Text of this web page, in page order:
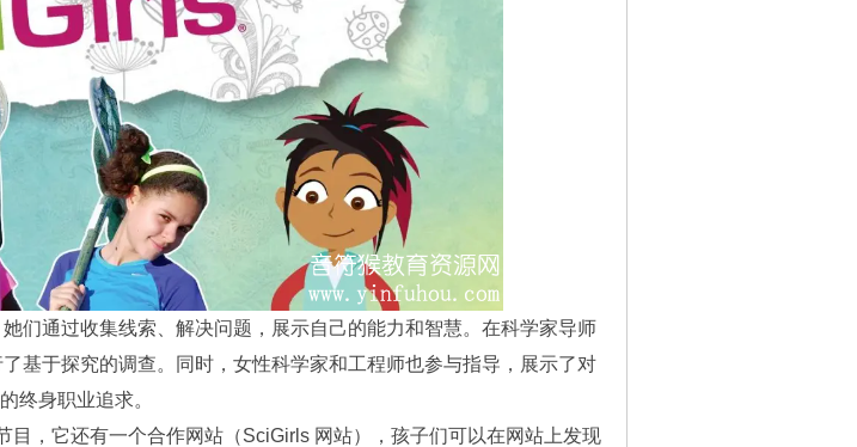
们通过收集线索、解决问题，展示自己的能力和智慧。在科学家导师
基于探究的调查。同时，女性科学家和工程师也参与指导，展示了对
终身职业追求。
目，它还有一个合作网站（SciGirls 网站），孩子们可以在网站上发现